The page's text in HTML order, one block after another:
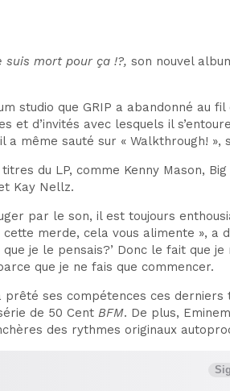
suis mort pour ça !?, son nouvel
studio que GRIP a abandonné au fil
et d’invités avec lesquels il
a même sauté sur « Walkthrough!
du LP, comme Kenny Mason,
Kay Nellz.
par le son, il est toujours
merde, cela vous alimente », a
que je le pensais?’ Donc le fait
que je ne fais que commencer.
prêté ses compétences ces
de 50 Cent BFM. De plus,
des rythmes originaux